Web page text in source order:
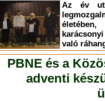
Az év
való
PBNE és a
adventi